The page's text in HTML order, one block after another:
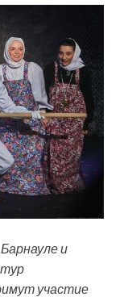
и
участие